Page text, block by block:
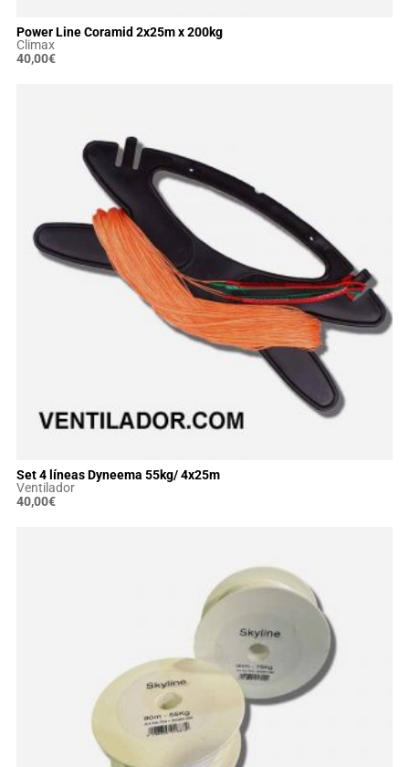
Power Line Coramid 2x25m x 200kg
Climax
40,00€
Set 4 líneas Dyneema 55kg/ 4x25m
Ventilador
40,00€